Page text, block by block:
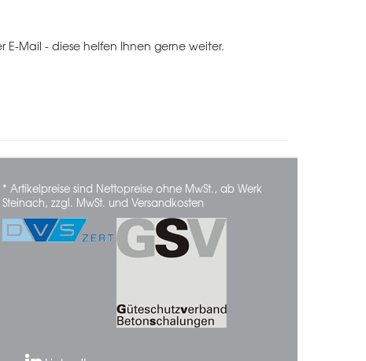
Mail - diese helfen Ihnen gerne weiter.
* Artikelpreise sind Nettopreise ohne MwSt., ab Werk
Steinach, zzgl. MwSt. und Versandkosten